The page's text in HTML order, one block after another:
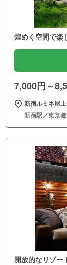
煌めく空間で楽
7,000円～
新宿ルミネ屋
新宿駅／東京都
開放的なリゾー